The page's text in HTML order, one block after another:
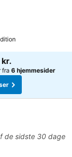
fra 6 hjemmesider
de sidste 30 dage